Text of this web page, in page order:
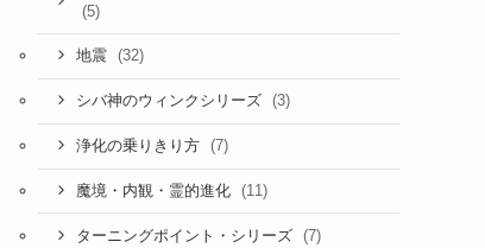
(5)
地震 (32)
シバ神のウィンクシリーズ (3)
浄化の乗りきり方 (7)
魔境・内観・霊的進化 (11)
ターニングポイント・シリーズ (7)